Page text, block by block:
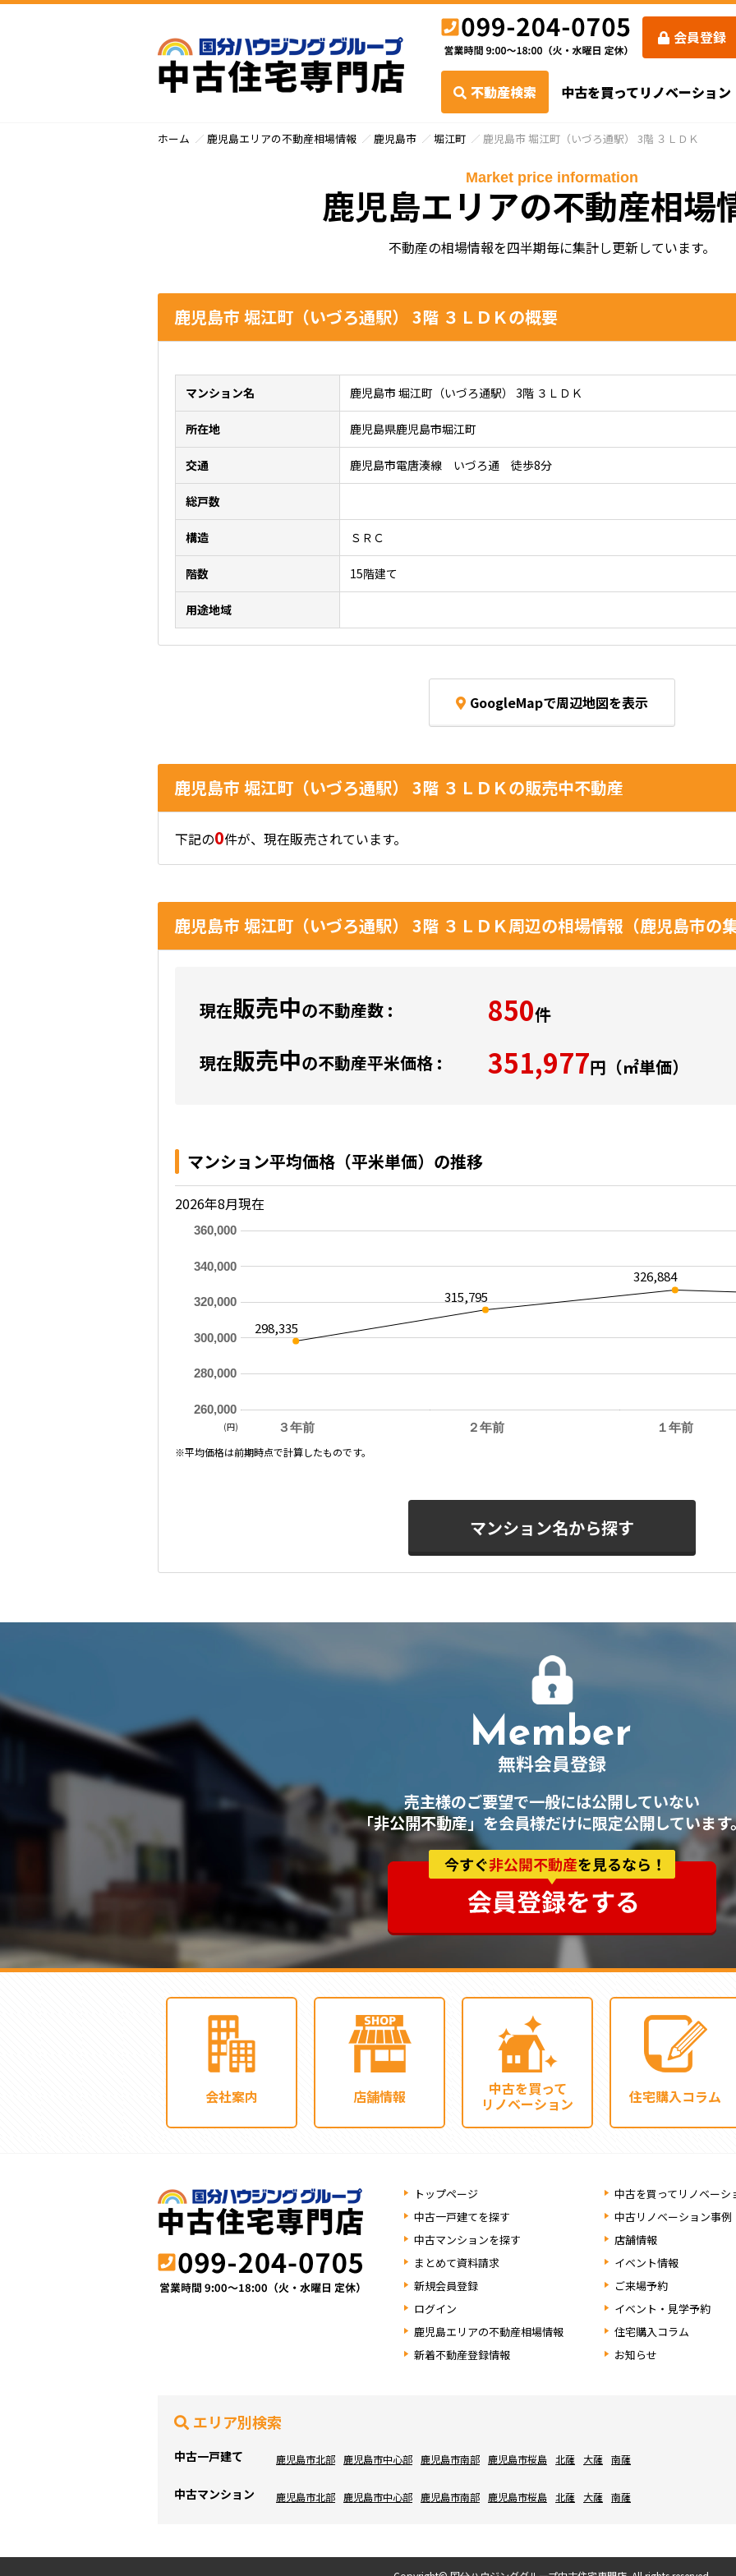
会員登録
不動産検索 中古を買ってリノベーション
ホーム 鹿児島エリアの不動産相場情報 鹿児島市 堀江町 鹿児島市 堀江町（いづろ通駅） 3階 ３ＬＤＫ
鹿児島エリアの不動産相場
Market price information
不動産の相場情報を四半期毎に集計し更新しています。
鹿児島市 堀江町（いづろ通駅） 3階 ３ＬＤＫの概要
マンション名 鹿児島市 堀江町（いづろ通駅） 3階 ３ＬＤＫ
所在地 鹿児島県鹿児島市堀江町
交通 鹿児島市電唐湊線 いづろ通 徒歩8分
総戸数
構造 ＳＲＣ
階数 15階建て
用途地域
GoogleMapで周辺地図を表示
鹿児島市 堀江町（いづろ通駅） 3階 ３ＬＤＫの販売中不動産
下記の0件が、現在販売されています。
鹿児島市 堀江町（いづろ通駅） 3階 ３ＬＤＫ周辺の相場情報（鹿児島市の
現在販売中の不動産数 : 850件
現在販売中の不動産平米価格 : 351,977円（㎡単価）
マンション平均価格（平米単価）の推移
2026年8月現在
３年前 ２年前 １年前
260,000
280,000
300,000
320,000
340,000
360,000
298,335
315,795
326,884
(円)
※平均価格は前期時点で計算したものです。
マンション名から探す
売主様のご要望で一般には公開していない
「非公開不動産」を会員様だけに限定公開しています
会社案内 店舗情報 中古を買って
リノベーション 住宅購入コラム
トップページ
中古一戸建てを探す
中古マンションを探す
まとめて資料請求
新規会員登録
ログイン
鹿児島エリアの不動産相場情報
新着不動産登録情報
中古を買ってリノベーシ
中古リノベーション事例
店舗情報
イベント情報
ご来場予約
イベント・見学予約
住宅購入コラム
お知らせ
エリア別検索
中古一戸建て 鹿児島市北部 鹿児島市中心部 鹿児島市南部 鹿児島市桜島 北薩 大薩 南薩
中古マンション 鹿児島市北部 鹿児島市中心部 鹿児島市南部 鹿児島市桜島 北薩 大薩 南薩